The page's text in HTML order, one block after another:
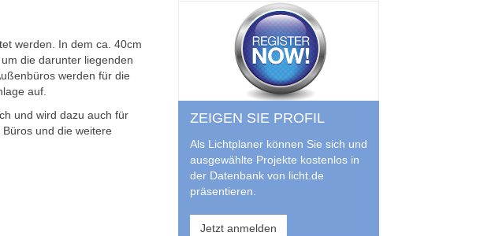
werden. In dem ca. 40cm
die darunter liegenden
werden für die
auf.
und wird dazu auch für
und die weitere
ZEIGEN SIE PROFIL
Als Lichtplaner können Sie sich und
ausgewählte Projekte kostenlos in
der Datenbank von licht.de
präsentieren.
Jetzt anmelden